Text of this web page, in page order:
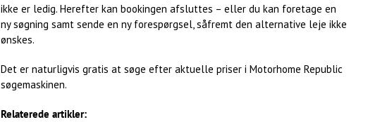
ikke er ledig. Herefter kan bookingen afsluttes – eller du kan foretage en
ny søgning samt sende en ny forespørgsel, såfremt den alternative leje ikke
ønskes.
Det er naturligvis gratis at søge efter aktuelle priser i Motorhome Republic
søgemaskinen.
Relaterede artikler: